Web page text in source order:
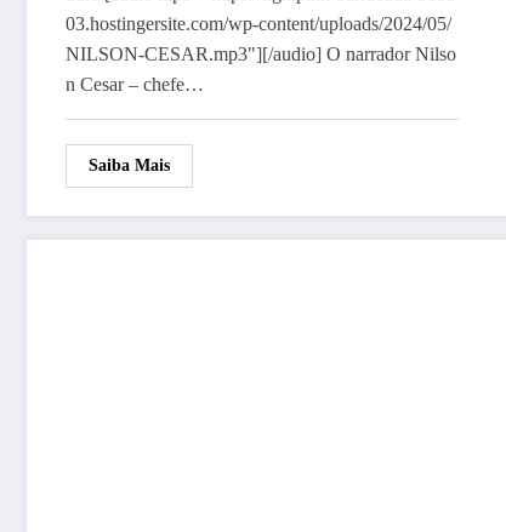
03.hostingersite.com/wp-content/uploads/2024/05/
NILSON-CESAR.mp3"][/audio] O narrador Nilso
n Cesar – chefe…
Saiba Mais